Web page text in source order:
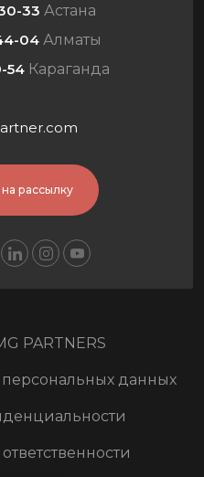
33 Астана
04 Алматы
54 Караганда
рассылку
PARTNERS
персональных данных